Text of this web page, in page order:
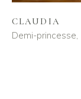
CLAUDIA
Demi-princesse